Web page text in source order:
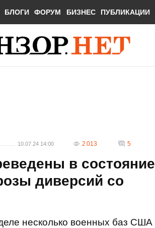
БЛОГИ ФОРУМ БИЗНЕС ПУБЛИКАЦИИ
10.07.24 14:00 2 013 5
в состояние
диверсий со
несколько военных баз США